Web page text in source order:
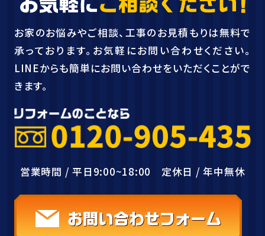
お家のお悩みやご相談、工事のお見積もりは無料で
承っております。お気軽にお問い合わせください。
LINEからも簡単にお問い合わせをいただくことがで
きます。
営業時間 / 平日9:00~18:00 定休日 / 年中無休